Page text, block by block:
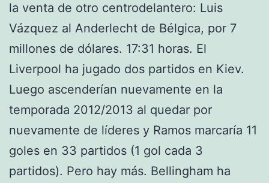
la venta de otro centrodelantero: Luis
Vázquez al Anderlecht de Bélgica, por 7
millones de dólares. 17:31 horas. El
Liverpool ha jugado dos partidos en Kiev.
Luego ascenderían nuevamente en la
temporada 2012/2013 al quedar por
nuevamente de líderes y Ramos marcaría 11
goles en 33 partidos (1 gol cada 3
partidos). Pero hay más. Bellingham ha